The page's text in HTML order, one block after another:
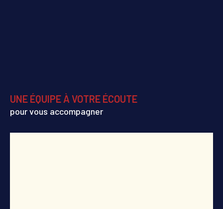
UNE ÉQUIPE À VOTRE ÉCOUTE
pour vous accompagner